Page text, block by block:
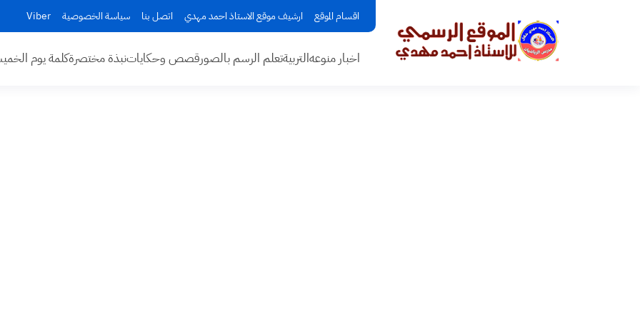
اقسام الموقع ارشيف موقع الاستاذ احمد مهدي اتصل بنا سياسة الخصوصية Viber
اخبار منوعهالتربيةتعلم الرسم بالصورقصص وحكاياتنبذة مختصرةكلمة يوم